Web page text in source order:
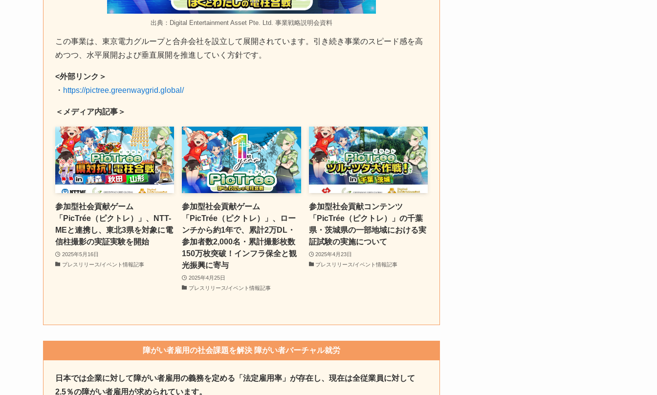
出典：Digital Entertainment Asset Pte. Ltd. 事業戦略説明会資料
この事業は、東京電力グループと合弁会社を設立して展開されています。引き続き事業のスピード感を高
めつつ、水平展開および垂直展開を推進していく方針です。
<外部リンク＞
・ https://pictree.greenwaygrid.global/
＜メディア内記事＞
参加型社会貢献ゲーム
「PicTrée（ピクトレ）」、NTT-
MEと連携し、東北3県を対象に電
信柱撮影の実証実験を開始
2025年5月16日
プレスリリース/イベント情報記事
参加型社会貢献ゲーム
「PicTrée（ピクトレ）」、ロー
ンチから約1年で、累計2万DL・
参加者数2,000名・累計撮影枚数
150万枚突破！インフラ保全と観
光振興に寄与
2025年4月25日
プレスリリース/イベント情報記事
参加型社会貢献コンテンツ
「PicTrée（ピクトレ）」の千葉
県・茨城県の一部地域における実
証試験の実施について
2025年4月23日
プレスリリース/イベント情報記事
障がい者雇用の社会課題を解決 障がい者バーチャル就労
日本では企業に対して障がい者雇用の義務を定める「法定雇用率」が存在し、現在は全従業員に対して
2.5％の障がい者雇用が求められています。